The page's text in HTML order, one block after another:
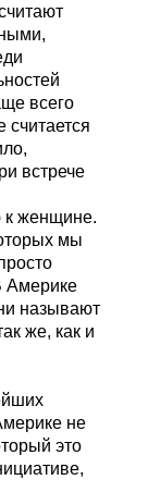
всего
встрече
к женщине.
мы
Америке
называют
же, как и
не
это